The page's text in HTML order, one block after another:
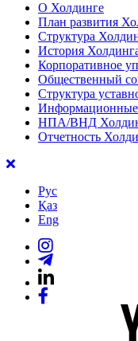
О Холдинге
План развития
Структура
История
Корпоративное
Общественный
Структура
Информационные
НПА/ВНД
Отчетность
Рус
Қаз
Eng